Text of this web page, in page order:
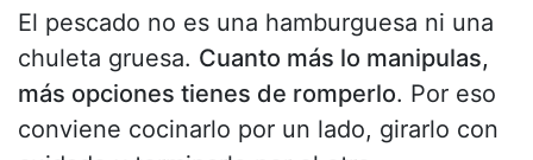
El pescado no es una hamburguesa ni una
chuleta gruesa. Cuanto más lo manipulas,
más opciones tienes de romperlo. Por eso
conviene cocinarlo por un lado, girarlo con